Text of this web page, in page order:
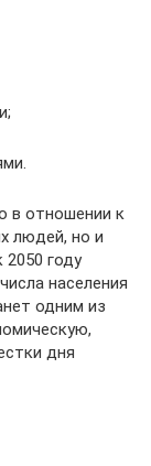
в отношении к
людей, но и
2050 году
населения
одним из
дня